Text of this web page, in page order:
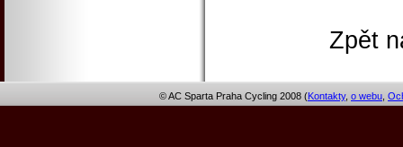
Zpět
© AC Sparta Praha Cycling 2008 (Kontakty, o webu